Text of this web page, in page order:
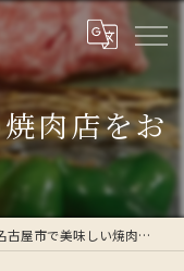
肉店をお
古屋市で美味しい焼肉店をお探しなら